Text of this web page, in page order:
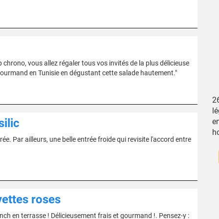
vous allez régaler tous vos invités de la plus délicieuse
en Tunisie en dégustant cette salade hautement."
Par ailleurs, une belle entrée froide qui revisite l'accord entre
roses
en terrasse ! Délicieusement frais et gourmand !. Pensez-y :